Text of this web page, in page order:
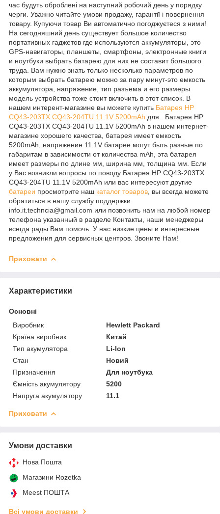
час будуть оброблені на наступний робочий день у порядку
черги. Уважно читайте умови продажу, гарантії і повернення
товару. Купуючи товар Ви автоматично погоджуєтеся з ними!
На сегодняшний день существует большое количество
портативных гаджетов где используются аккумуляторы, это
GPS-навигаторы, планшеты, смартфоны, электронные книги
и ноутбуки выбрать батарею для них не составит большого
труда. Вам нужно знать только несколько параметров по
которым выбрать батарею можно за пару минут-это емкость
аккумулятора, напряжение, тип разъема и его размеры
модель устройства тоже стоит включить в этот список. В
нашем интерент-магазине вы можете купить Батарея HP
CQ43-203TX CQ43-204TU 11.1V 5200mAh для . Батарея HP
CQ43-203TX CQ43-204TU 11.1V 5200mAh в нашем интернет-
магазине хорошего качества, батарея имеет емкость
5200mAh, напряжение 11.1V батарее могут быть разные по
габаритам в зависимости от количества mAh, эта батарея
имеет размеры по длине мм, ширина мм, толщина мм. Если
у Вас возникли вопросы по поводу Батарея HP CQ43-203TX
CQ43-204TU 11.1V 5200mAh или вас интересуют другие
батареи просмотрите наш каталог товаров , вы всегда можете
обратиться в нашу службу поддержки
info.it.techncia@gmail.com или позвонить нам на любой номер
телефона указанный в разделе Контакты, наши менеджеры
всегда рады Вам помочь. У нас низкие цены и интересные
предложения для сервисных центров. Звоните Нам!
Приховати
Характеристики
Основні
Виробник
Hewlett Packard
Країна виробник
Китай
Тип акумулятора
Li-Ion
Стан
Новий
Призначення
Для ноутбука
Ємність акумулятору
5200
Напруга акумулятору
11.1
Приховати
Умови доставки
Нова Пошта
Магазини Rozetka
Meest ПОШТА
Всі умови доставки